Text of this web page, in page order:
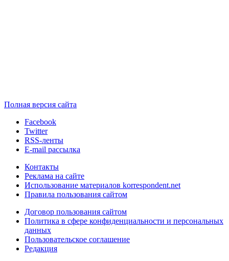
Полная версия сайта
Facebook
Twitter
RSS-ленты
E-mail рассылка
Контакты
Реклама на сайте
Использование материалов korrespondent.net
Правила пользования сайтом
Договор пользования сайтом
Политика в сфере конфиденциальности и персональных
данных
Пользовательское соглашение
Редакция